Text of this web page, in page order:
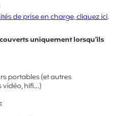
de prise en charge, cliquez ici.
uniquement lorsqu’ils
portables (et autres
vidéo, hifi…)